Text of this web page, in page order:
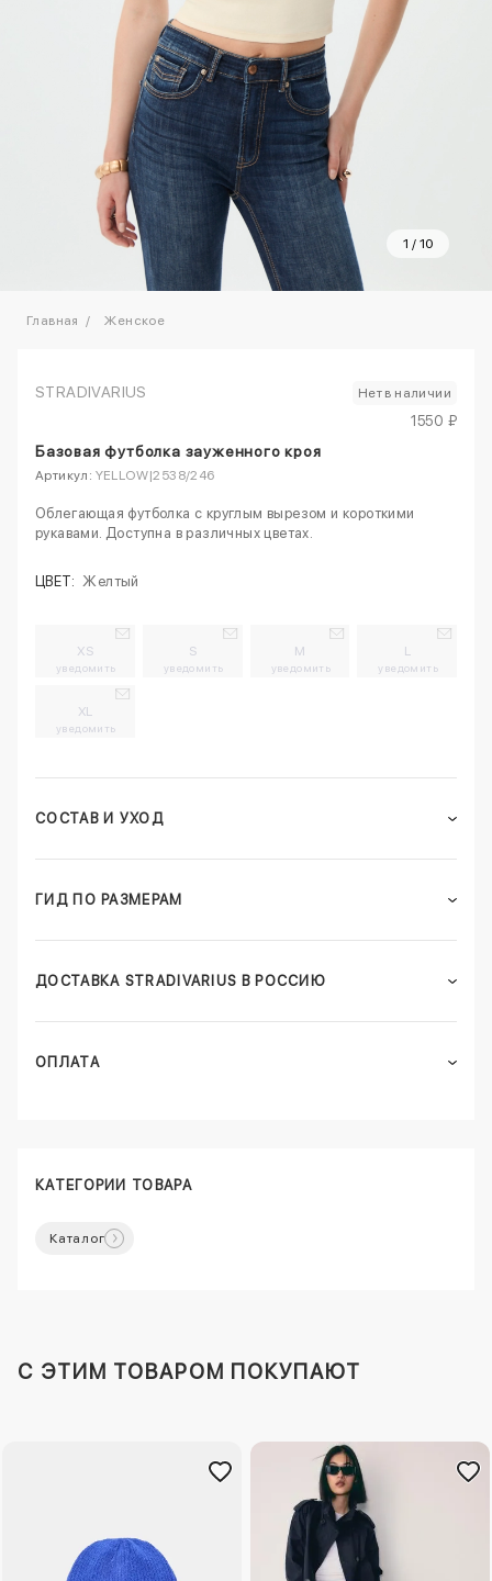
1 / 10
Главная Женское
STRADIVARIUS Нет в наличии
1550 ₽
Базовая футболка зауженного кроя
Артикул: YELLOW|2538/246
Облегающая футболка с круглым вырезом и короткими
рукавами. Доступна в различных цветах.
ЦВЕТ: Желтый
XS
уведомить
S
уведомить
M
уведомить
L
уведомить
XL
уведомить
СОСТАВ И УХОД
ГИД ПО РАЗМЕРАМ
ДОСТАВКА STRADIVARIUS В РОССИЮ
ОПЛАТА
КАТЕГОРИИ ТОВАРА
Каталог
C ЭТИМ ТОВАРОМ ПОКУПАЮТ